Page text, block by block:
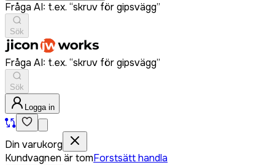
Fråga AI: t.ex. “skruv för gipsvägg”
Sök
Fråga AI: t.ex. “skruv för gipsvägg”
Sök
Logga in
Din varukorg
Kundvagnen är tomForstsätt handla